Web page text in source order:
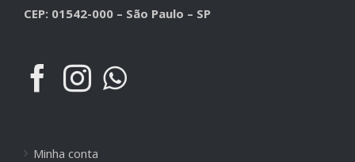
CEP: 01542-000 – São Paulo – SP
Minha conta